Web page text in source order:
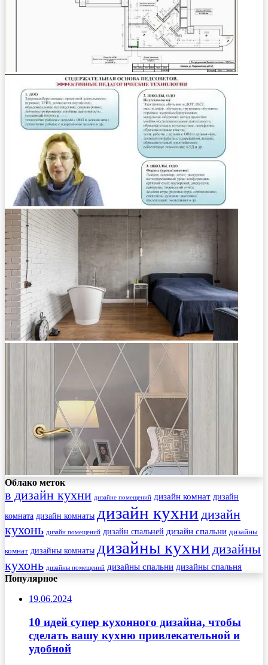
Облако меток
в дизайн кухни дизайне помещений дизайн комнат дизайн
комната дизайн комнаты дизайн кухни дизайн
кухонь дизайн помещений дизайн спальней дизайн спальни дизайны
комнат дизайны комнаты дизайны кухни дизайны
кухонь дизайны помещений дизайны спальни дизайны спальня
Популярное
19.06.2024
10 идей супер кухонного дизайна, чтобы
сделать вашу кухню привлекательной и
удобной